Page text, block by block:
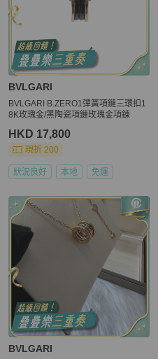
BVLGARI
BVLGARI B.ZERO1彈簧項鏈三環扣1
8K玫瑰金/黑陶瓷項鏈玫瑰金項鍊
HKD 17,800
現折 200
狀況良好 本地 免運
BVLGARI